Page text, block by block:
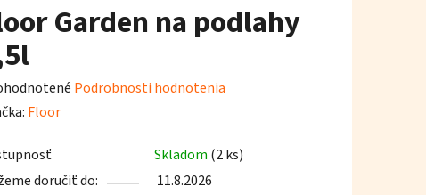
Garden na podlahy
Podrobnosti hodnotenia
Floor
Skladom (2 ks)
doručiť do:
11.8.2026